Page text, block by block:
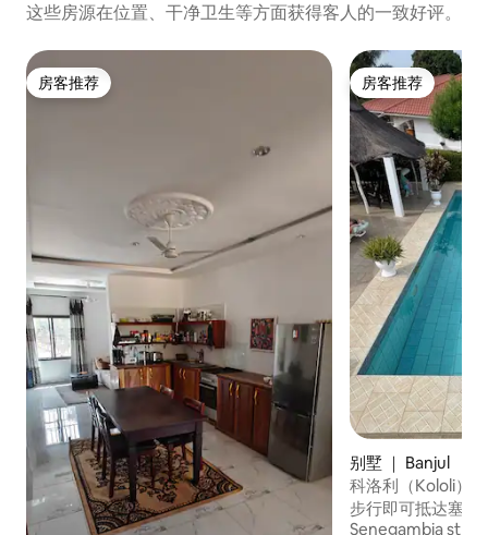
这些房源在位置、干净卫生等方面获得客人的一致好评。
房客推荐
房客推荐 房客推荐
房客推荐
别墅 ｜ Banjul
科洛利（Kololi）4
步行即可抵达塞内
Senegambia strip